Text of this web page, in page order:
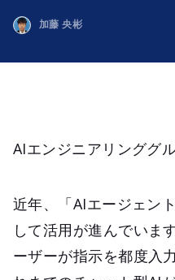
加藤 央彬
AIエンジニアリンググ
近年、「AIエージェン
して活用が進んでいま
ーザーが指示を都度入